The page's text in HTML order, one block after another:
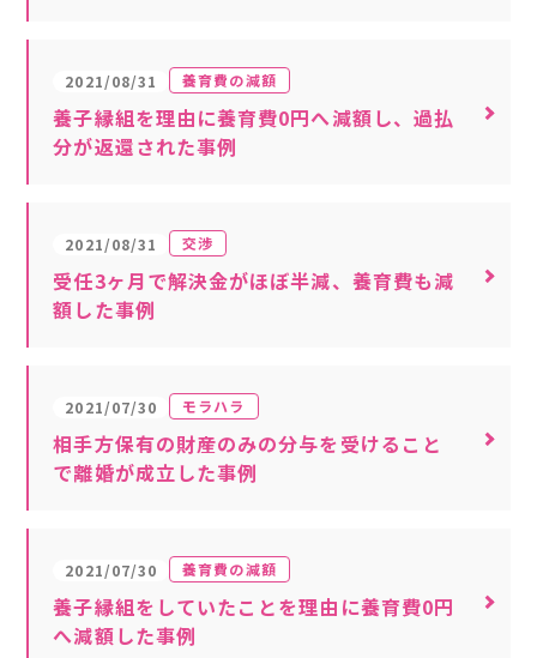
2021/08/31 養育費の減額
養子縁組を理由に養育費0円へ減額し、過払
分が返還された事例
2021/08/31 交渉
受任3ヶ月で解決金がほぼ半減、養育費も減
額した事例
2021/07/30 モラハラ
相手方保有の財産のみの分与を受けること
で離婚が成立した事例
2021/07/30 養育費の減額
養子縁組をしていたことを理由に養育費0円
へ減額した事例